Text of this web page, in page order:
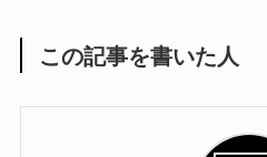
この記事を書いた人